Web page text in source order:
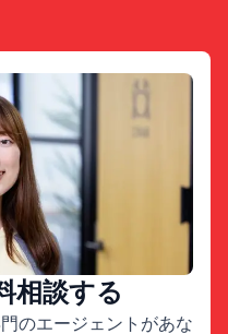
相談する
のエージェントがあな